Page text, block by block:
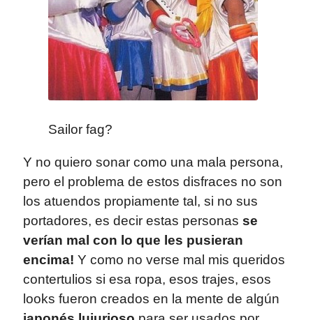
Sailor fag?
Y no quiero sonar como una mala persona,
pero el problema de estos disfraces no son
los atuendos propiamente tal, si no sus
portadores, es decir estas personas se
verían mal con lo que les pusieran
encima! Y como no verse mal mis queridos
contertulios si esa ropa, esos trajes, esos
looks fueron creados en la mente de algún